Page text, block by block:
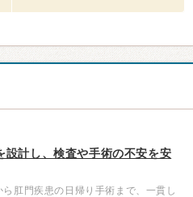
設計し、検査や手術の不安を安
肛門疾患の日帰り手術まで、一貫し